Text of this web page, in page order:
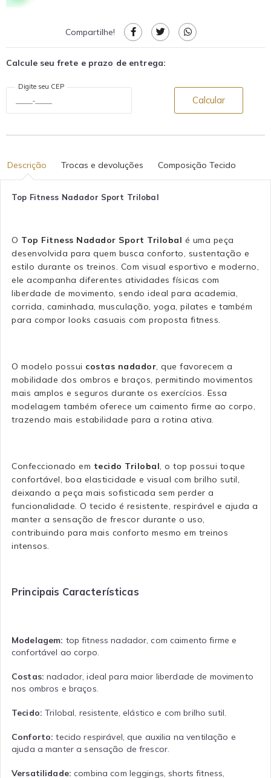
Compartilhe!
Calcule seu frete e prazo de entrega:
Digite seu CEP
Calcular
Descrição Trocas e devoluções Composição Tecido
Top Fitness Nadador Sport Trilobal
O Top Fitness Nadador Sport Trilobal é uma peça
desenvolvida para quem busca conforto, sustentação e
estilo durante os treinos. Com visual esportivo e moderno,
ele acompanha diferentes atividades físicas com
liberdade de movimento, sendo ideal para academia,
corrida, caminhada, musculação, yoga, pilates e também
para compor looks casuais com proposta fitness.
O modelo possui costas nadador , que favorecem a
mobilidade dos ombros e braços, permitindo movimentos
mais amplos e seguros durante os exercícios. Essa
modelagem também oferece um caimento firme ao corpo,
trazendo mais estabilidade para a rotina ativa.
Confeccionado em tecido Trilobal , o top possui toque
confortável, boa elasticidade e visual com brilho sutil,
deixando a peça mais sofisticada sem perder a
funcionalidade. O tecido é resistente, respirável e ajuda a
manter a sensação de frescor durante o uso,
contribuindo para mais conforto mesmo em treinos
intensos.
Principais Características
Modelagem: top fitness nadador, com caimento firme e
confortável ao corpo.
Costas: nadador, ideal para maior liberdade de movimento
nos ombros e braços.
Tecido: Trilobal, resistente, elástico e com brilho sutil.
Conforto: tecido respirável, que auxilia na ventilação e
ajuda a manter a sensação de frescor.
Versatilidade: combina com leggings, shorts fitness,